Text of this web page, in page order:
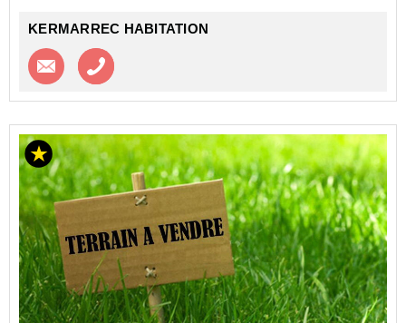
KERMARREC HABITATION
Contacter l'agence